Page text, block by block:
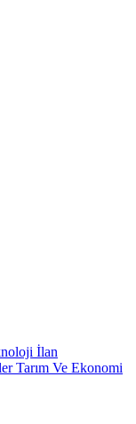
İlan
Tarım Ve Ekonomi